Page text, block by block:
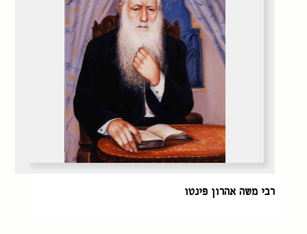
רבי משה אהרון פינטו